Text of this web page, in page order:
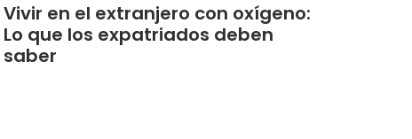
Vivir en el extranjero con oxígeno:
Lo que los expatriados deben
saber